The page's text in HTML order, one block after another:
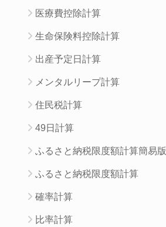
医療費控除計算
生命保険料控除計算
出産予定日計算
メンタルリープ計算
住民税計算
49日計算
ふるさと納税限度額計算簡易版
ふるさと納税限度額計算
確率計算
比率計算